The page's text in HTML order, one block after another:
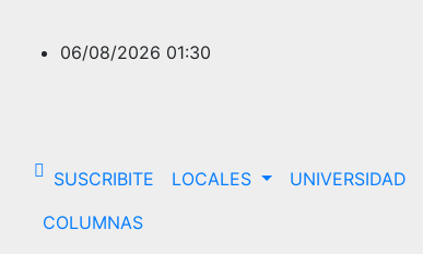
contenido
06/08/2026 01:30
SUSCRIBITE LOCALES UNIVERSIDAD
COLUMNAS